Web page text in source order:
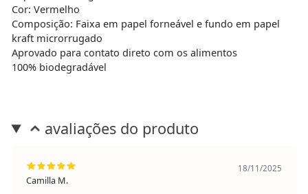
Cor: Vermelho
Composição: Faixa em papel forneável e fundo em papel
kraft microrrugado
Aprovado para contato direto com os alimentos
100% biodegradável
avaliações do produto
Camilla M.
18/11/2025